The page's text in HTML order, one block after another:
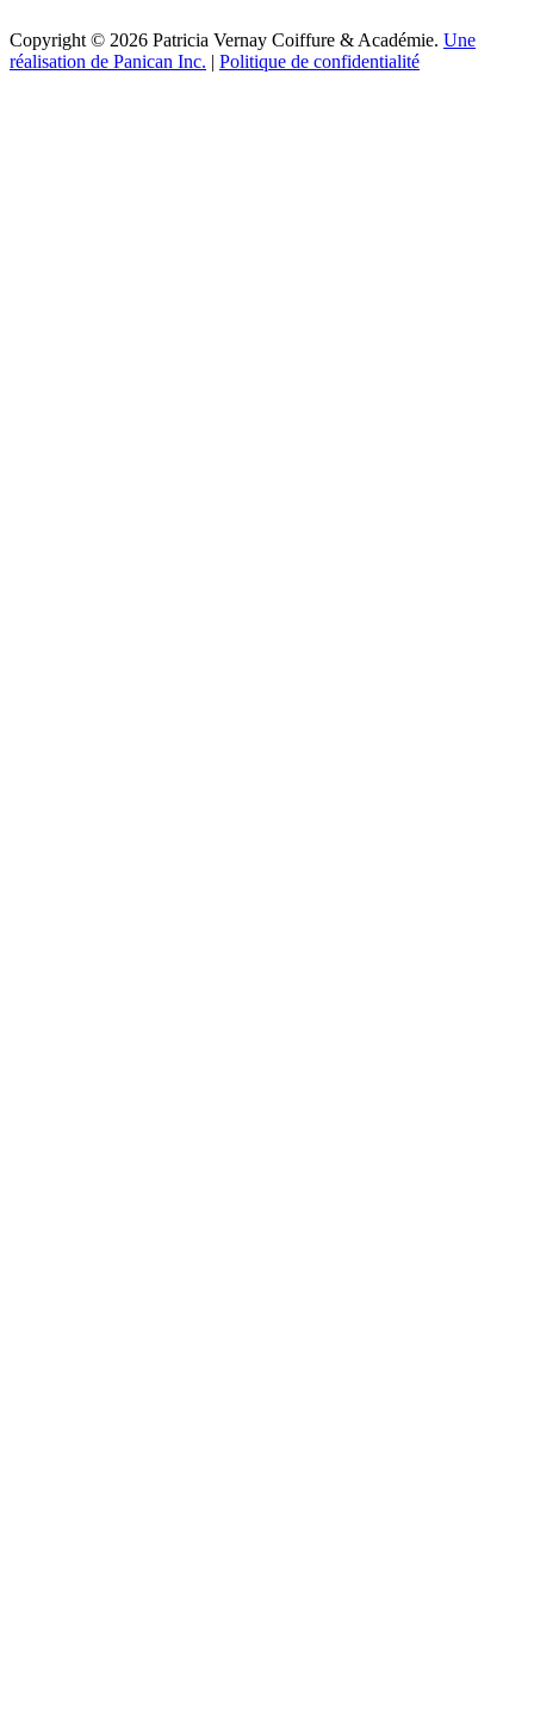
Copyright © 2026 Patricia Vernay Coiffure & Académie. Une
réalisation de Panican Inc. | Politique de confidentialité